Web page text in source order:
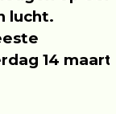
lucht.
14 maart